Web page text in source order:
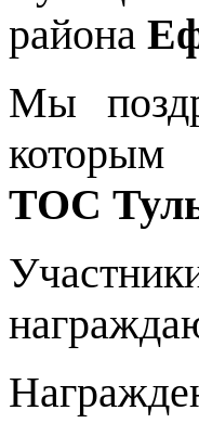
района
Мы
которым
ТОС